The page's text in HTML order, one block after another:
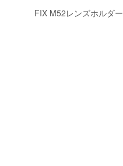
FIX M52レンズホルダー